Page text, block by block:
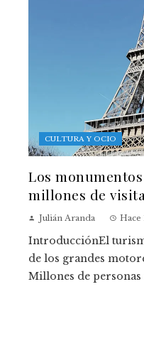
CULTURA Y OCIO
Los
millones de
Julián Aranda Hace
IntroducciónEl
de los grandes
Millones de